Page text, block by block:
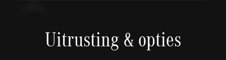
Uitrusting & opties